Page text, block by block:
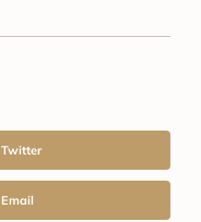
Twitter
Email